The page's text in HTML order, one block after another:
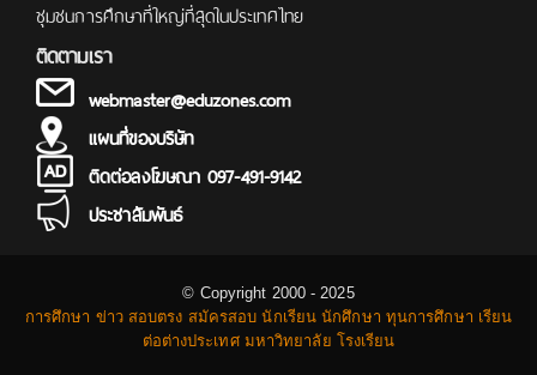
ชุมชนการศึกษาที่ใหญ่ที่สุดในประเทศไทย
ติดตามเรา
webmaster@eduzones.com
แผนที่ของบริษัท
ติดต่อลงโฆษณา 097-491-9142
ประชาสัมพันธ์
© Copyright 2000 - 2025
การศึกษา ข่าว สอบตรง สมัครสอบ นักเรียน นักศึกษา ทุนการศึกษา เรียน
ต่อต่างประเทศ มหาวิทยาลัย โรงเรียน